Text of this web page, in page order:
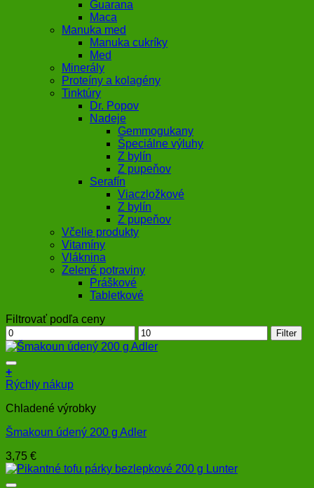
Guarana
Maca
Manuka med
Manuka cukríky
Med
Minerály
Proteíny a kolagény
Tinktúry
Dr. Popov
Nadeje
Gemmogukany
Špeciálne výluhy
Z bylín
Z pupeňov
Serafín
Viaczložkové
Z bylín
Z pupeňov
Včelie produkty
Vitamíny
Vláknina
Zelené potraviny
Práškové
Tabletkové
Filtrovať podľa ceny
Minimálna
cena
Maximálna
cena
Filter
+
Rýchly nákup
Chladené výrobky
Šmakoun údený 200 g Adler
3,75 €